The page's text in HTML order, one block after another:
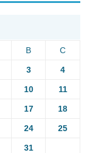
B C
3 4
10 11
17 18
24 25
31